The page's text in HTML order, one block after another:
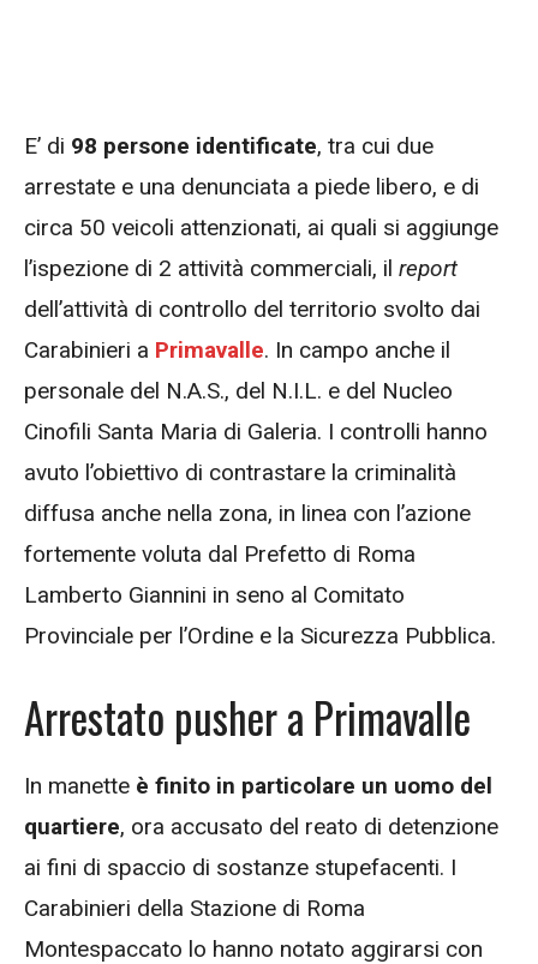
E’ di 98 persone identificate, tra cui due
arrestate e una denunciata a piede libero, e di
circa 50 veicoli attenzionati, ai quali si aggiunge
l’ispezione di 2 attività commerciali, il report
dell’attività di controllo del territorio svolto dai
Carabinieri a Primavalle. In campo anche il
personale del N.A.S., del N.I.L. e del Nucleo
Cinofili Santa Maria di Galeria. I controlli hanno
avuto l’obiettivo di contrastare la criminalità
diffusa anche nella zona, in linea con l’azione
fortemente voluta dal Prefetto di Roma
Lamberto Giannini in seno al Comitato
Provinciale per l’Ordine e la Sicurezza Pubblica.
Arrestato pusher a Primavalle
In manette è finito in particolare un uomo del
quartiere, ora accusato del reato di detenzione
ai fini di spaccio di sostanze stupefacenti. I
Carabinieri della Stazione di Roma
Montespaccato lo hanno notato aggirarsi con